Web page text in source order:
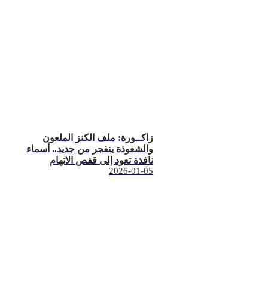
زاكــورة: ملف الكنز الملعون
والشعوذة ينفجر من جديد.. أسماء
نافذة تعود إلى قفص الاتهام
2026-01-05